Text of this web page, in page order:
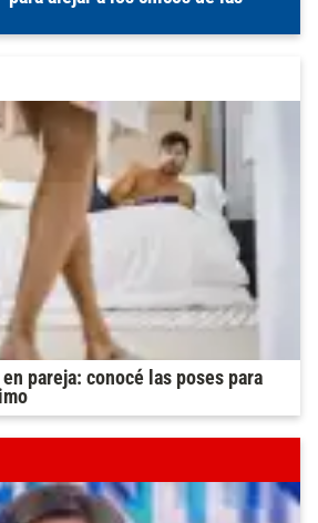
pareja: conocé las poses para